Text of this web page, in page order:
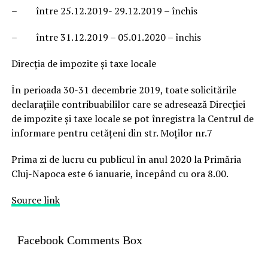
– între 25.12.2019- 29.12.2019 – închis
– între 31.12.2019 – 05.01.2020 – închis
Direcția de impozite și taxe locale
În perioada 30-31 decembrie 2019, toate solicitările
declarațiile contribuabililor care se adresează Direcției
de impozite și taxe locale se pot înregistra la Centrul de
informare pentru cetățeni din str. Moților nr.7
Prima zi de lucru cu publicul în anul 2020 la Primăria
Cluj-Napoca este 6 ianuarie, începând cu ora 8.00.
Source link
Facebook Comments Box